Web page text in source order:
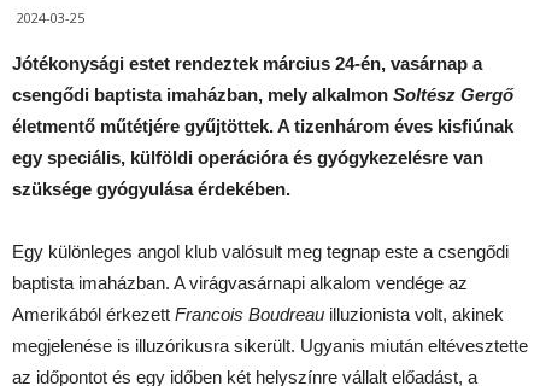
2024-03-25
Jótékonysági estet rendeztek március 24-én, vasárnap a
csengődi baptista imaházban, mely alkalmon Soltész Gergő
életmentő műtétjére gyűjtöttek. A tizenhárom éves kisfiúnak
egy speciális, külföldi operációra és gyógykezelésre van
szüksége gyógyulása érdekében.
Egy különleges angol klub valósult meg tegnap este a csengődi
baptista imaházban. A virágvasárnapi alkalom vendége az
Amerikából érkezett Francois Boudreau illuzionista volt, akinek
megjelenése is illuzórikusra sikerült. Ugyanis miután eltévesztette
az időpontot és egy időben két helyszínre vállalt előadást, a